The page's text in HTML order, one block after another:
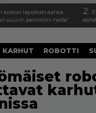
kokosi lapsikatraansa
suurin perintöni heille”
2.
KARHUT ROBOTTI